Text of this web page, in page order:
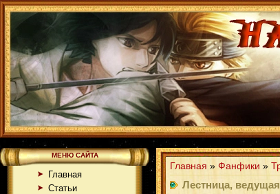
МЕНЮ САЙТА
Главная
Статьи
Главная » Фанфики »
Лестница,